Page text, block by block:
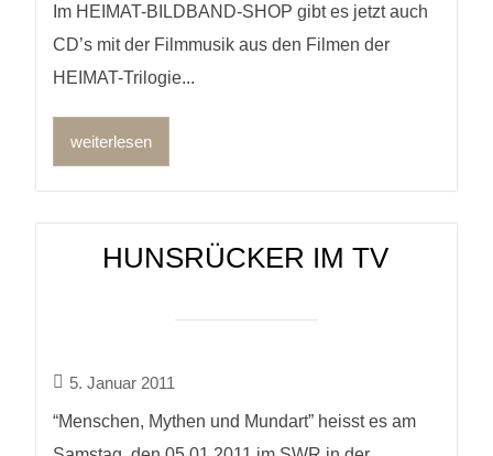
Im HEIMAT-BILDBAND-SHOP gibt es jetzt auch
CD’s mit der Filmmusik aus den Filmen der
HEIMAT-Trilogie...
weiterlesen
HUNSRÜCKER IM TV
5. Januar 2011
“Menschen, Mythen und Mundart” heisst es am